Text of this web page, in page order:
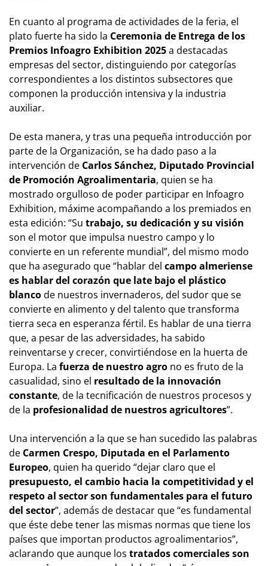
En cuanto al programa de actividades de la feria, el
plato fuerte ha sido la Ceremonia de Entrega de los
Premios Infoagro Exhibition 2025a destacadas
empresas del sector, distinguiendo por categorías
correspondientes a los distintos subsectores que
componen la producción intensiva y la industria
auxiliar.
De esta manera, y tras una pequeña introducción por
parte de la Organización, se ha dado paso a la
intervención de Carlos Sánchez, Diputado Provincial
de Promoción Agroalimentaria, quien se ha
mostrado orgulloso de poder participar en Infoagro
Exhibition, máxime acompañando a los premiados en
esta edición: “Su trabajo, su dedicación y su visión
son el motor que impulsa nuestro campo y lo
convierte en un referente mundial”, del mismo modo
que ha asegurado que “hablar del campo almeriense
es hablar del corazón que late bajo el plástico
blancode nuestros invernaderos, del sudor que se
convierte en alimento y del talento que transforma
tierra seca en esperanza fértil. Es hablar de una tierra
que, a pesar de las adversidades, ha sabido
reinventarse y crecer, convirtiéndose en la huerta de
Europa. La fuerza de nuestro agro no es fruto de la
casualidad, sino el resultado de la innovación
constante, de la tecnificación de nuestros procesos y
de la profesionalidad de nuestros agricultores”.
Una intervención a la que se han sucedido las palabras
de Carmen Crespo, Diputada en el Parlamento
Europeo, quien ha querido “dejar claro que el
presupuesto, el cambio hacia la competitividad y el
respeto al sector son fundamentales para el futuro
del sector”, además de destacar que “es fundamental
que éste debe tener las mismas normas que tiene los
países que importan productos agroalimentarios”,
aclarando que aunque los tratados comerciales son